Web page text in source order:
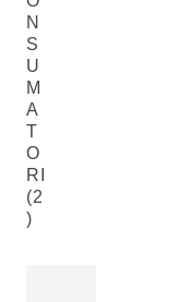
N
S
U
M
A
T
O
RI
(2
)